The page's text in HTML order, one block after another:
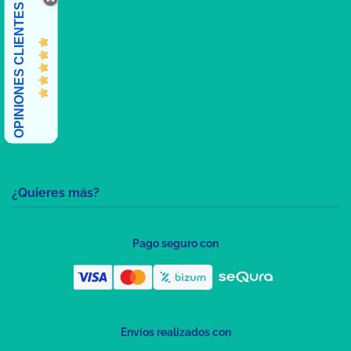
¿Quieres más?
OPINIONES CLIENTES
Pago seguro con
Envíos realizados con